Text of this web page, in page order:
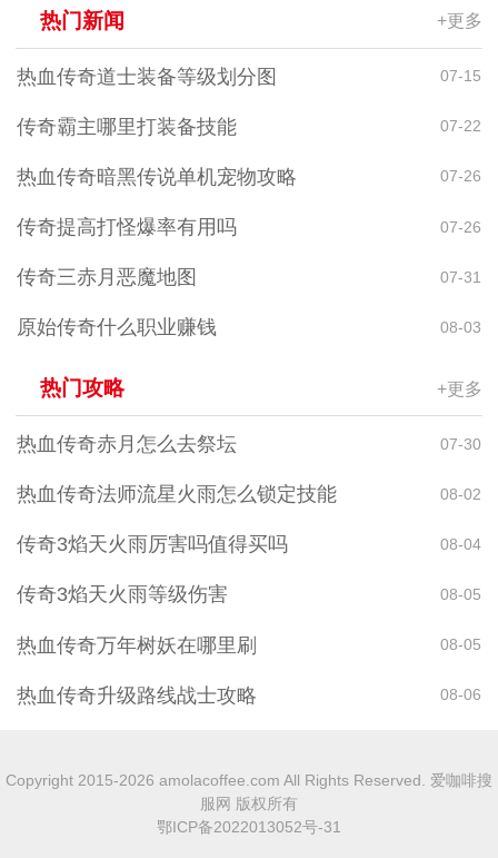
热门新闻 +更多
热血传奇道士装备等级划分图 07-15
传奇霸主哪里打装备技能 07-22
热血传奇暗黑传说单机宠物攻略 07-26
传奇提高打怪爆率有用吗 07-26
传奇三赤月恶魔地图 07-31
原始传奇什么职业赚钱 08-03
热门攻略 +更多
热血传奇赤月怎么去祭坛 07-30
热血传奇法师流星火雨怎么锁定技能 08-02
传奇3焰天火雨厉害吗值得买吗 08-04
传奇3焰天火雨等级伤害 08-05
热血传奇万年树妖在哪里刷 08-05
热血传奇升级路线战士攻略 08-06
Copyright 2015-2026 amolacoffee.com All Rights Reserved. 爱咖啡搜
服网 版权所有
鄂ICP备2022013052号-31